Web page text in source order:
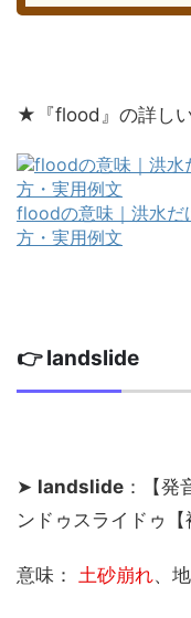
★『flood』の詳し
floodの意味｜洪水だ
方・実用例文
👉 landslide
➤ landslide ：【
ンドゥスライドゥ
意味： 土砂崩れ、